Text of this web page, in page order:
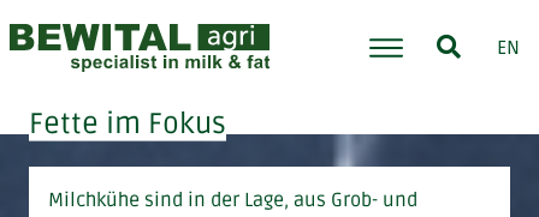
EN
Fette im Fokus
Milchkühe sind in der Lage, aus Grob- und